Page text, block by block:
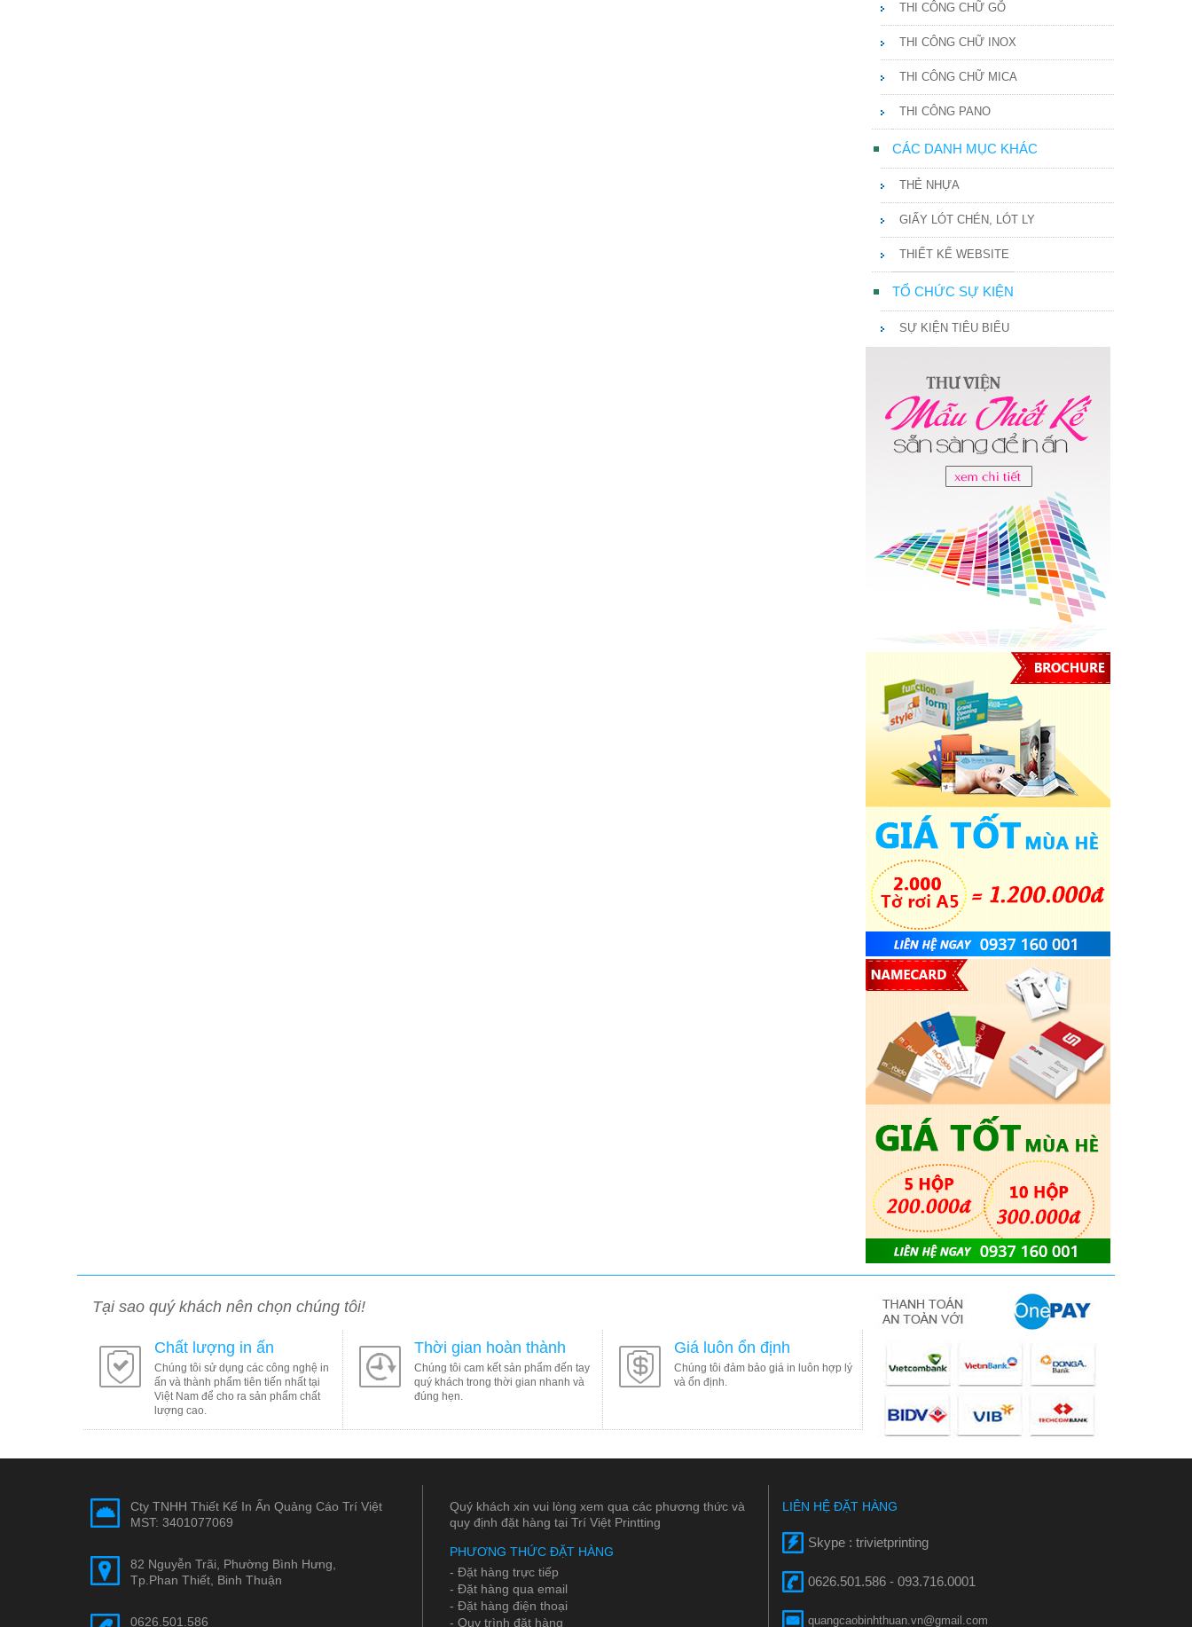
THI CÔNG CHỮ GỖ
THI CÔNG CHỮ INOX
THI CÔNG CHỮ MICA
THI CÔNG PANO
CÁC DANH MỤC KHÁC
THẺ NHỰA
GIẤY LÓT CHÉN, LÓT LY
THIẾT KẾ WEBSITE
TỔ CHỨC SỰ KIỆN
SỰ KIỆN TIÊU BIỂU
Tại sao quý khách nên chọn chúng tôi!
Chất lượng in ấn
Chúng tôi sử dụng các công nghệ in
ấn và thành phẩm tiên tiến nhất tại
Việt Nam để cho ra sản phẩm chất
lượng cao.
Thời gian hoàn thành
Chúng tôi cam kết sản phẩm đến tay
quý khách trong thời gian nhanh và
đúng hẹn.
Giá luôn ổn định
Chúng tôi đảm bảo giá in luôn hợp lý
và ổn định.
Cty TNHH Thiết Kế In Ấn Quảng Cáo Trí Việt
MST: 3401077069
82 Nguyễn Trãi, Phường Bình Hưng,
Tp.Phan Thiết, Binh Thuận
0626.501.586
Quý khách xin vui lòng xem qua các phương thức và
quy định đặt hàng tại Trí Việt Printting
PHƯƠNG THỨC ĐẶT HÀNG
- Đặt hàng trực tiếp
- Đặt hàng qua email
- Đặt hàng điện thoại
- Quy trình đặt hàng
LIÊN HỆ ĐẶT HÀNG
Skype : trivietprinting
0626.501.586 - 093.716.0001
quangcaobinhthuan.vn@gmail.com